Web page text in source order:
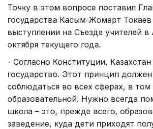
Точку в этом вопросе поставил
государства Касым-Жомарт
выступлении на Съезде учителей в
октября текущего года.
- Согласно Конституции, Казахстан
государство. Этот принцип должен
соблюдаться во всех сферах, в том
образовательной. Нужно всегда
школа – это, прежде всего,
заведение, куда дети приходят